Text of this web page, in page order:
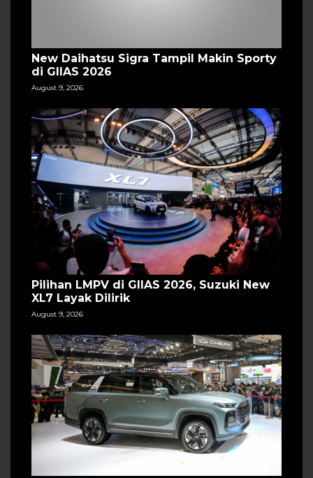
New Daihatsu Sigra Tampil Makin Sporty
di GIIAS 2026
August 9, 2026
Pilihan LMPV di GIIAS 2026, Suzuki New
XL7 Layak Dilirik
August 9, 2026